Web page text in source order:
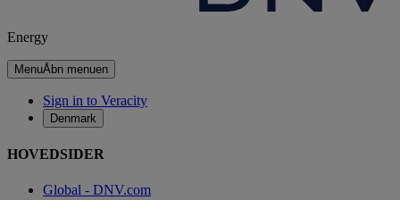
Energy
MenuÅbn menuen
Sign in to Veracity
Denmark
HOVEDSIDER
Global - DNV.com